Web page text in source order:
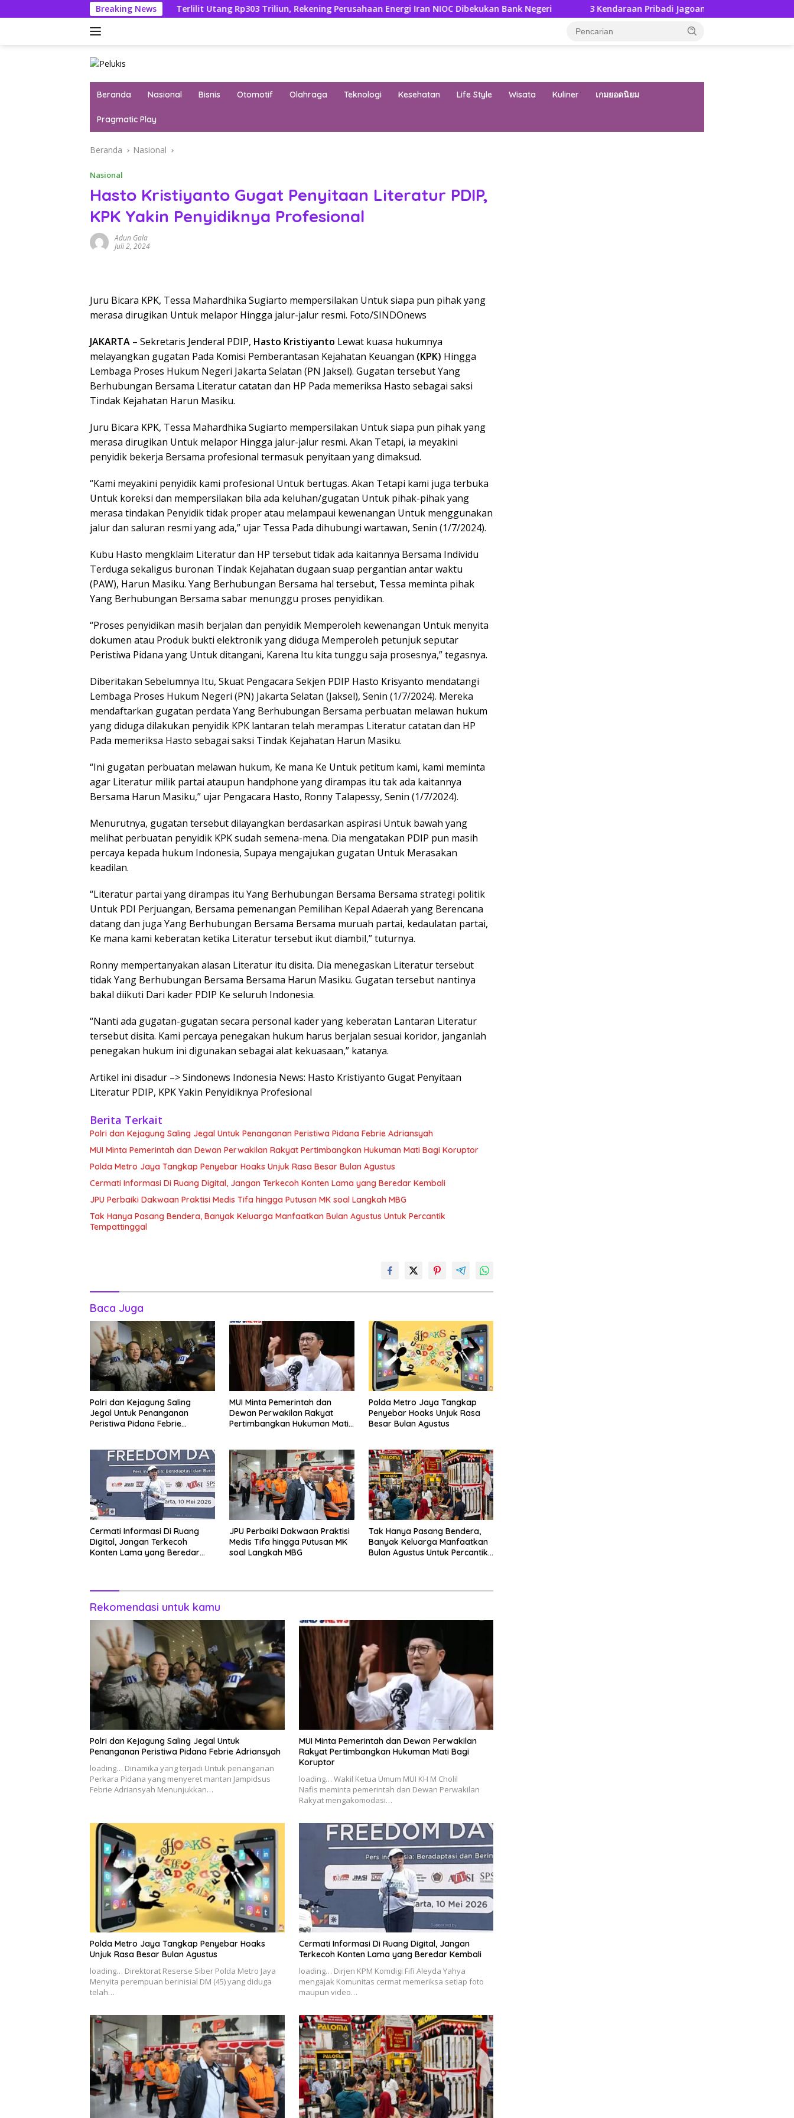
ke
Breaking News
Terlilit Utang Rp303 Triliun, Rekening Perusahaan Energi Iran NIOC Dibekukan Bank Negeri 3 Kendaraan Pribadi Jagoan Suzuki Bisa Dijajal Langsung Di GIIAS
Beranda Nasional Bisnis Otomotif Olahraga Teknologi Kesehatan Life Style Wisata Kuliner เกมยอดนิยม
Pragmatic Play
Beranda Nasional
Nasional
Hasto Kristiyanto Gugat Penyitaan Literatur PDIP,
KPK Yakin Penyidiknya Profesional
Adun Gala
Juli 2, 2024
Juru Bicara KPK, Tessa Mahardhika Sugiarto mempersilakan Untuk siapa pun pihak yang
merasa dirugikan Untuk melapor Hingga jalur-jalur resmi. Foto/SINDOnews
JAKARTA – Sekretaris Jenderal PDIP, Hasto Kristiyanto Lewat kuasa hukumnya
melayangkan gugatan Pada Komisi Pemberantasan Kejahatan Keuangan (KPK) Hingga
Lembaga Proses Hukum Negeri Jakarta Selatan (PN Jaksel). Gugatan tersebut Yang
Berhubungan Bersama Literatur catatan dan HP Pada memeriksa Hasto sebagai saksi
Tindak Kejahatan Harun Masiku.
Juru Bicara KPK, Tessa Mahardhika Sugiarto mempersilakan Untuk siapa pun pihak yang
merasa dirugikan Untuk melapor Hingga jalur-jalur resmi. Akan Tetapi, ia meyakini
penyidik bekerja Bersama profesional termasuk penyitaan yang dimaksud.
“Kami meyakini penyidik kami profesional Untuk bertugas. Akan Tetapi kami juga terbuka
Untuk koreksi dan mempersilakan bila ada keluhan/gugatan Untuk pihak-pihak yang
merasa tindakan Penyidik tidak proper atau melampaui kewenangan Untuk menggunakan
jalur dan saluran resmi yang ada,” ujar Tessa Pada dihubungi wartawan, Senin (1/7/2024).
Kubu Hasto mengklaim Literatur dan HP tersebut tidak ada kaitannya Bersama Individu
Terduga sekaligus buronan Tindak Kejahatan dugaan suap pergantian antar waktu
(PAW), Harun Masiku. Yang Berhubungan Bersama hal tersebut, Tessa meminta pihak
Yang Berhubungan Bersama sabar menunggu proses penyidikan.
“Proses penyidikan masih berjalan dan penyidik Memperoleh kewenangan Untuk menyita
dokumen atau Produk bukti elektronik yang diduga Memperoleh petunjuk seputar
Peristiwa Pidana yang Untuk ditangani, Karena Itu kita tunggu saja prosesnya,” tegasnya.
Diberitakan Sebelumnya Itu, Skuat Pengacara Sekjen PDIP Hasto Krisyanto mendatangi
Lembaga Proses Hukum Negeri (PN) Jakarta Selatan (Jaksel), Senin (1/7/2024). Mereka
mendaftarkan gugatan perdata Yang Berhubungan Bersama perbuatan melawan hukum
yang diduga dilakukan penyidik KPK lantaran telah merampas Literatur catatan dan HP
Pada memeriksa Hasto sebagai saksi Tindak Kejahatan Harun Masiku.
“Ini gugatan perbuatan melawan hukum, Ke mana Ke Untuk petitum kami, kami meminta
agar Literatur milik partai ataupun handphone yang dirampas itu tak ada kaitannya
Bersama Harun Masiku,” ujar Pengacara Hasto, Ronny Talapessy, Senin (1/7/2024).
Menurutnya, gugatan tersebut dilayangkan berdasarkan aspirasi Untuk bawah yang
melihat perbuatan penyidik KPK sudah semena-mena. Dia mengatakan PDIP pun masih
percaya kepada hukum Indonesia, Supaya mengajukan gugatan Untuk Merasakan
keadilan.
“Literatur partai yang dirampas itu Yang Berhubungan Bersama Bersama strategi politik
Untuk PDI Perjuangan, Bersama pemenangan Pemilihan Kepal Adaerah yang Berencana
datang dan juga Yang Berhubungan Bersama Bersama muruah partai, kedaulatan partai,
Ke mana kami keberatan ketika Literatur tersebut ikut diambil,” tuturnya.
Ronny mempertanyakan alasan Literatur itu disita. Dia menegaskan Literatur tersebut
tidak Yang Berhubungan Bersama Bersama Harun Masiku. Gugatan tersebut nantinya
bakal diikuti Dari kader PDIP Ke seluruh Indonesia.
“Nanti ada gugatan-gugatan secara personal kader yang keberatan Lantaran Literatur
tersebut disita. Kami percaya penegakan hukum harus berjalan sesuai koridor, janganlah
penegakan hukum ini digunakan sebagai alat kekuasaan,” katanya.
Artikel ini disadur –> Sindonews Indonesia News: Hasto Kristiyanto Gugat Penyitaan
Literatur PDIP, KPK Yakin Penyidiknya Profesional
Berita Terkait
Polri dan Kejagung Saling Jegal Untuk Penanganan Peristiwa Pidana Febrie Adriansyah
MUI Minta Pemerintah dan Dewan Perwakilan Rakyat Pertimbangkan Hukuman Mati Bagi Koruptor
Polda Metro Jaya Tangkap Penyebar Hoaks Unjuk Rasa Besar Bulan Agustus
Cermati Informasi Di Ruang Digital, Jangan Terkecoh Konten Lama yang Beredar Kembali
JPU Perbaiki Dakwaan Praktisi Medis Tifa hingga Putusan MK soal Langkah MBG
Tak Hanya Pasang Bendera, Banyak Keluarga Manfaatkan Bulan Agustus Untuk Percantik
Tempattinggal
Baca Juga
Polri dan Kejagung Saling
Jegal Untuk Penanganan
Peristiwa Pidana Febrie
MUI Minta Pemerintah dan
Dewan Perwakilan Rakyat
Pertimbangkan Hukuman Mati
Polda Metro Jaya Tangkap
Penyebar Hoaks Unjuk Rasa
Besar Bulan Agustus
Cermati Informasi Di Ruang
Digital, Jangan Terkecoh
Konten Lama yang Beredar
JPU Perbaiki Dakwaan Praktisi
Medis Tifa hingga Putusan MK
soal Langkah MBG
Tak Hanya Pasang Bendera,
Banyak Keluarga Manfaatkan
Bulan Agustus Untuk Percantik
Rekomendasi untuk kamu
Polri dan Kejagung Saling Jegal Untuk
Penanganan Peristiwa Pidana Febrie Adriansyah
loading… Dinamika yang terjadi Untuk penanganan
Perkara Pidana yang menyeret mantan Jampidsus
Febrie Adriansyah Menunjukkan…
MUI Minta Pemerintah dan Dewan Perwakilan
Rakyat Pertimbangkan Hukuman Mati Bagi
Koruptor
loading… Wakil Ketua Umum MUI KH M Cholil
Nafis meminta pemerintah dan Dewan Perwakilan
Rakyat mengakomodasi…
Polda Metro Jaya Tangkap Penyebar Hoaks
Unjuk Rasa Besar Bulan Agustus
loading… Direktorat Reserse Siber Polda Metro Jaya
Menyita perempuan berinisial DM (45) yang diduga
telah…
Cermati Informasi Di Ruang Digital, Jangan
Terkecoh Konten Lama yang Beredar Kembali
loading… Dirjen KPM Komdigi Fifi Aleyda Yahya
mengajak Komunitas cermat memeriksa setiap foto
maupun video…